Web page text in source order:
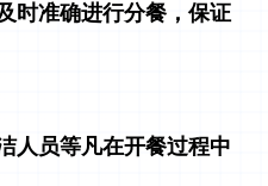
时准确进行分餐，保证
人员等凡在开餐过程中